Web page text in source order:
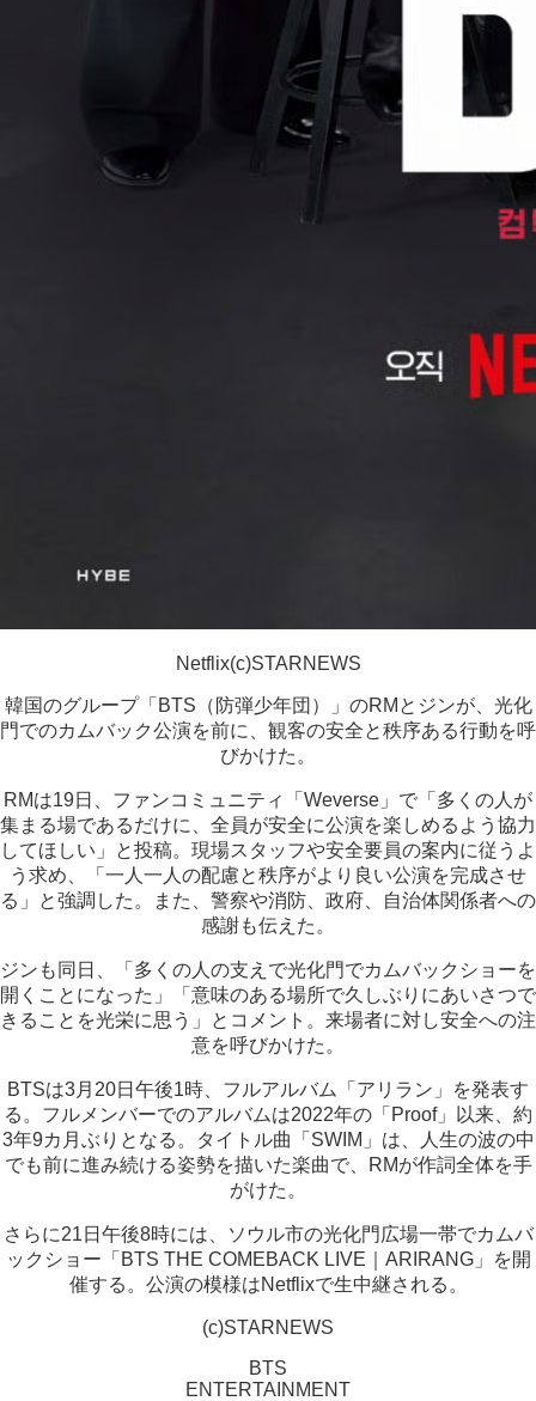
Netflix(c)STARNEWS
韓国のグループ「BTS（防弾少年団）」のRMとジンが、光化
門でのカムバック公演を前に、観客の安全と秩序ある行動を呼
びかけた。
RMは19日、ファンコミュニティ「Weverse」で「多くの人が
集まる場であるだけに、全員が安全に公演を楽しめるよう協力
してほしい」と投稿。現場スタッフや安全要員の案内に従うよ
う求め、「一人一人の配慮と秩序がより良い公演を完成させ
る」と強調した。また、警察や消防、政府、自治体関係者への
感謝も伝えた。
ジンも同日、「多くの人の支えで光化門でカムバックショーを
開くことになった」「意味のある場所で久しぶりにあいさつで
きることを光栄に思う」とコメント。来場者に対し安全への注
意を呼びかけた。
BTSは3月20日午後1時、フルアルバム「アリラン」を発表す
る。フルメンバーでのアルバムは2022年の「Proof」以来、約
3年9カ月ぶりとなる。タイトル曲「SWIM」は、人生の波の中
でも前に進み続ける姿勢を描いた楽曲で、RMが作詞全体を手
がけた。
さらに21日午後8時には、ソウル市の光化門広場一帯でカムバ
ックショー「BTS THE COMEBACK LIVE｜ARIRANG」を開
催する。公演の模様はNetflixで生中継される。
(c)STARNEWS
BTS
ENTERTAINMENT